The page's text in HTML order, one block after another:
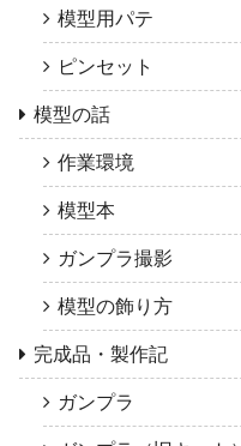
模型用パテ
ピンセット
模型の話
作業環境
模型本
ガンプラ撮影
模型の飾り方
完成品・製作記
ガンプラ